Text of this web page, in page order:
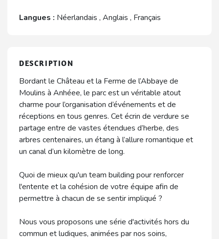
Langues : Néerlandais , Anglais , Français
DESCRIPTION
Bordant le Château et la Ferme de l’Abbaye de
Moulins à Anhéee, le parc est un véritable atout
charme pour l’organisation d’événements et de
réceptions en tous genres. Cet écrin de verdure se
partage entre de vastes étendues d’herbe, des
arbres centenaires, un étang à l’allure romantique et
un canal d’un kilomètre de long.
Quoi de mieux qu'un team building pour renforcer
l'entente et la cohésion de votre équipe afin de
permettre à chacun de se sentir impliqué ?
Nous vous proposons une série d'activités hors du
commun et ludiques, animées par nos soins,